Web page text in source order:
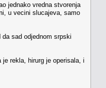
jednako vredna stvorenja
u vecini slucajeva, samo
sad odjednom srpski
rekla, hirurg je operisala, i